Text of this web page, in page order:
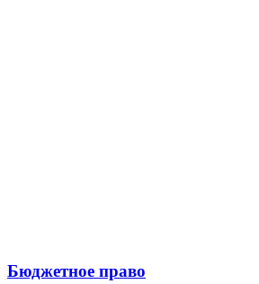
Бюджетное право